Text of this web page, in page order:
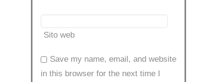
Sito web
Save my name, email, and website
in this browser for the next time I